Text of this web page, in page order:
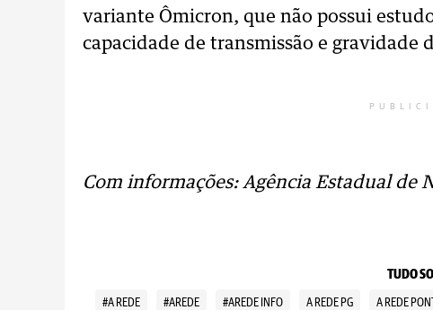
variante Ômicron, que não possui
capacidade de transmissão e gravidade
Com informações: Agência Estadual de
TUDO
#A REDE #AREDE #AREDE INFO A REDE PG A REDE